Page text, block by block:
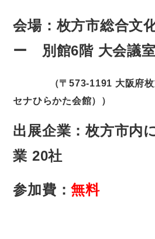
会場：枚方市総合文
ー 別館6階 大会議室
（〒573-1191 大阪府
セナひらかた会館））
出展企業：枚方市内
業 20社
参加費：無料